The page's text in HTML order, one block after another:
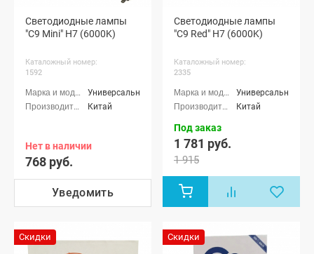
Светодиодные лампы
"C9 Mini" H7 (6000K)
Каталожный номер:
1592
Универсальные
Китай
Нет в наличии
768 руб.
Уведомить
Светодиодные лампы
"C9 Red" H7 (6000K)
Каталожный номер:
2335
Универсальные
Китай
Под заказ
1 781 руб.
1 915
Скидки Скидки